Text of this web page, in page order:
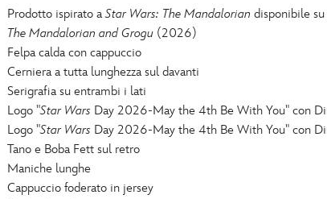
Prodotto ispirato aStar Wars: The Mandalorian disponibile
The Mandalorian and Grogu (2026)
Felpa calda con cappuccio
Cerniera a tutta lunghezza sul davanti
Serigrafia su entrambi i lati
Logo "Star Wars Day 2026-May the 4th Be With You" con
Logo "Star Wars Day 2026-May the 4th Be With You" con
Tano e Boba Fett sul retro
Maniche lunghe
Cappuccio foderato in jersey